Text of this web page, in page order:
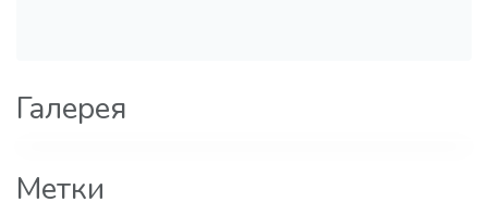
Галерея
Метки